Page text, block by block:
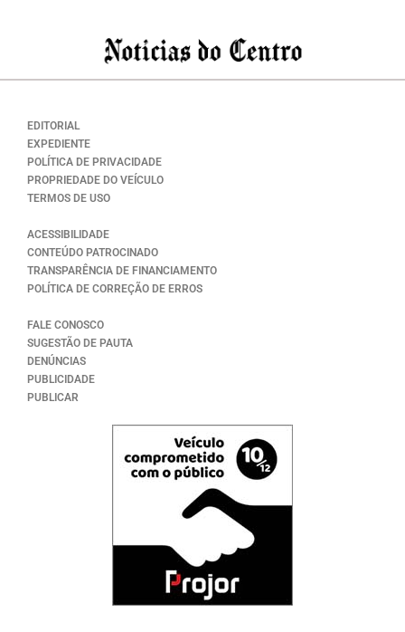
EDITORIAL
EXPEDIENTE
POLÍTICA DE PRIVACIDADE
PROPRIEDADE DO VEÍCULO
TERMOS DE USO
ACESSIBILIDADE
CONTEÚDO PATROCINADO
TRANSPARÊNCIA DE FINANCIAMENTO
POLÍTICA DE CORREÇÃO DE ERROS
FALE CONOSCO
SUGESTÃO DE PAUTA
DENÚNCIAS
PUBLICIDADE
PUBLICAR